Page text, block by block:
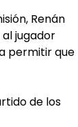
Renán
jugador
permitir que
de los